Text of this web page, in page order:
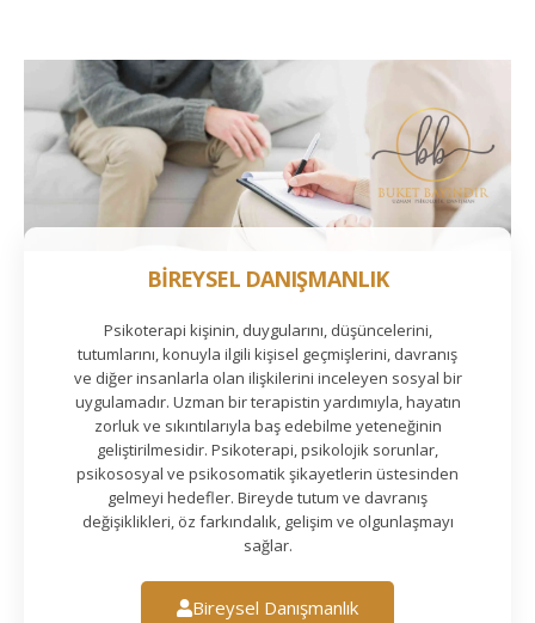
BİREYSEL DANIŞMANLIK
Psikoterapi kişinin, duygularını, düşüncelerini,
tutumlarını, konuyla ilgili kişisel geçmişlerini, davranış
ve diğer insanlarla olan ilişkilerini inceleyen sosyal bir
uygulamadır. Uzman bir terapistin yardımıyla, hayatın
zorluk ve sıkıntılarıyla baş edebilme yeteneğinin
geliştirilmesidir. Psikoterapi, psikolojik sorunlar,
psikososyal ve psikosomatik şikayetlerin üstesinden
gelmeyi hedefler. Bireyde tutum ve davranış
değişiklikleri, öz farkındalık, gelişim ve olgunlaşmayı
sağlar.
Bireysel Danışmanlık